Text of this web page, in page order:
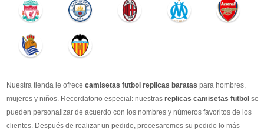
Nuestra tienda le ofrece camisetas futbol replicas baratas para hombres,
mujeres y niños. Recordatorio especial: nuestras replicas camisetas futbol se
pueden personalizar de acuerdo con los nombres y números favoritos de los
clientes. Después de realizar un pedido, procesaremos su pedido lo más